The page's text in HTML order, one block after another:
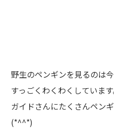
野生のペンギンを見るのは今
すっごくわくわくしています
ガイドさんにたくさんペン
(*^^*)